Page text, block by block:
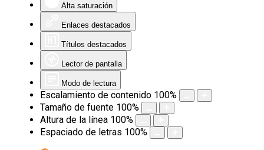
Alta saturación
Enlaces destacados
Títulos destacados
Lector de pantalla
Modo de lectura
Escalamiento de contenido 100%
Tamaño de fuente 100%
Altura de la línea 100%
Espaciado de letras 100%